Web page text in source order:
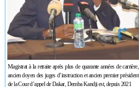
Magistrat à la retraite après plus de quarante années de carrière,
ancien doyen des juges d’instruction et ancien premier président
de la Cour d’appel de Dakar, Demba Kandji est, depuis 2021